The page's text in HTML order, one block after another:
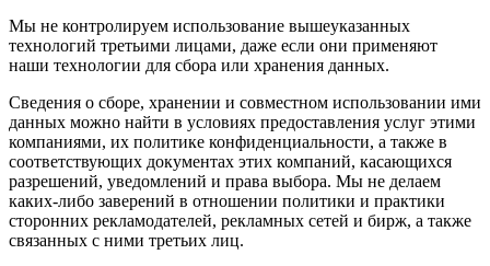
Мы не контролируем использование вышеуказанных
технологий третьими лицами, даже если они применяют
наши технологии для сбора или хранения данных.
Сведения о сборе, хранении и совместном использовании ими
данных можно найти в условиях предоставления услуг этими
компаниями, их политике конфиденциальности, а также в
соответствующих документах этих компаний, касающихся
разрешений, уведомлений и права выбора. Мы не делаем
каких-либо заверений в отношении политики и практики
сторонних рекламодателей, рекламных сетей и бирж, а также
связанных с ними третьих лиц.